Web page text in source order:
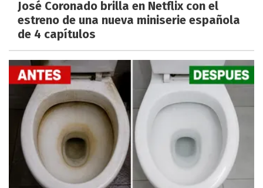
José Coronado brilla en Netflix con el
estreno de una nueva miniserie española
de 4 capítulos